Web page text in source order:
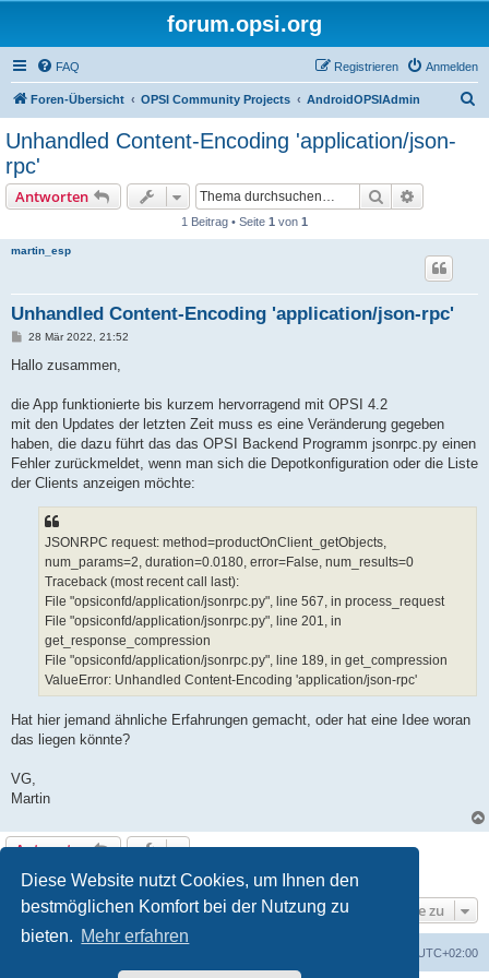
Diese Website nutzt Cookies, um Ihnen den
bestmöglichen Komfort bei der Nutzung zu
bieten. Mehr erfahren
forum.opsi.org
FAQ Anmelden
Registrieren
Foren-Übersicht OPSI Community Projects AndroidOPSIAdmin
Unhandled Content-Encoding 'application/json-
rpc'
Antworten Suche
1 Beitrag • Seite 1 von 1
martin_esp
Unhandled Content-Encoding 'application/json-rpc'
B
i
a
28 Mär 2022, 21:52
Hallo zusammen,
die App funktionierte bis kurzem hervorragend mit OPSI 4.2
mit den Updates der letzten Zeit muss es eine Veränderung gegeben
haben, die dazu führt das das OPSI Backend Programm jsonrpc.py einen
Fehler zurückmeldet, wenn man sich die Depotkonfiguration oder die Liste
der Clients anzeigen möchte:
JSONRPC request: method=productOnClient_getObjects,
num_params=2, duration=0.0180, error=False, num_results=0
Traceback (most recent call last):
File "opsiconfd/application/jsonrpc.py", line 567, in process_request
File "opsiconfd/application/jsonrpc.py", line 201, in
get_response_compression
File "opsiconfd/application/jsonrpc.py", line 189, in get_compression
ValueError: Unhandled Content-Encoding 'application/json-rpc'
Hat hier jemand ähnliche Erfahrungen gemacht, oder hat eine Idee woran
das liegen könnte?
VG,
Martin
Antworten
1 Beitrag • Seite1von1
Gehe zu
UTC+02:00